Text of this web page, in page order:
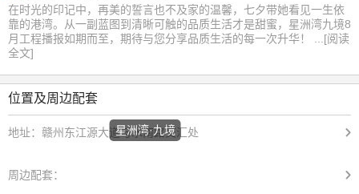
在时光的印记中，再美的誓言也不及家的温馨，七夕带她看见一生依
靠的港湾。从一副蓝图到清晰可触的品质生活才是甜蜜，星洲湾九境8
月工程播报如期而至，期待与您分享品质生活的每一次升华！ ...[阅读
全文]
位置及周边配套
地址： 赣州东江源大道与水南路交汇处
星洲湾·九境
周边配套：